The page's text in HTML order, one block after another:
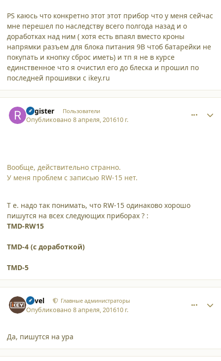
PS каюсь что конкретно этот этот прибор что у меня сейчас
мне перешел по наследству всего полгода назад и о
доработках над ним ( хотя есть впаял вместо кроны
напрямки разъем для блока питания 9В чтоб батарейки не
покупать и кнопку сброс иметь) и тп я не в курсе
единственное что я очистил его до блеска и прошил по
последней прошивки с ikey.ru
Register Пользователи
Опубликовано8 апреля, 201610 г.
Вообще, действительно странно.
У меня проблем с записью RW-15 нет.
Т е. надо так понимать, что RW-15 одинаково хорошо
пишутся на всех следующих приборах ? :
TMD-RW15
TMD-4 (с доработкой)
TMD-5
Pavel Главные администраторы
Опубликовано8 апреля, 201610 г.
Да, пишутся на ура